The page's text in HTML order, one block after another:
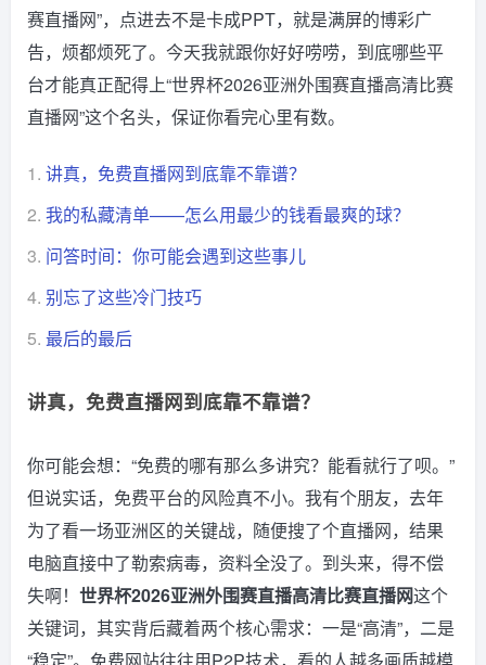
赛直播网”，点进去不是卡成PPT，就是满屏的博彩广
告，烦都烦死了。今天我就跟你好好唠唠，到底哪些平
台才能真正配得上“世界杯2026亚洲外围赛直播高清比赛
直播网”这个名头，保证你看完心里有数。
1. 讲真，免费直播网到底靠不靠谱？
2. 我的私藏清单——怎么用最少的钱看最爽的球？
3. 问答时间：你可能会遇到这些事儿
4. 别忘了这些冷门技巧
5. 最后的最后
讲真，免费直播网到底靠不靠谱？
你可能会想：“免费的哪有那么多讲究？能看就行了呗。”
但说实话，免费平台的风险真不小。我有个朋友，去年
为了看一场亚洲区的关键战，随便搜了个直播网，结果
电脑直接中了勒索病毒，资料全没了。到头来，得不偿
失啊！ 世界杯2026亚洲外围赛直播高清比赛直播网这个
关键词，其实背后藏着两个核心需求：一是“高清”，二是
“稳定”。免费网站往往用P2P技术，看的人越多画质越模